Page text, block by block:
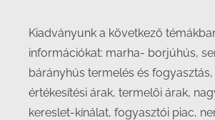
Kiadványunk a következő
információkat: marha- borjúhús,
bárányhús termelés és
értékesítési árak, termelői árak,
kereslet-kínálat, fogyasztói piac,